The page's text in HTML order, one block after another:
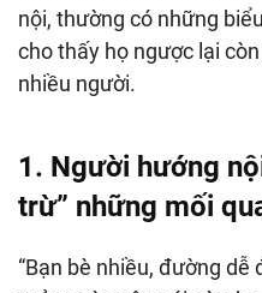
nội, thường có những
cho thấy họ ngược lại
nhiều người.
1. Người hướng
trừ” những mối
“Bạn bè nhiều, đường dễ